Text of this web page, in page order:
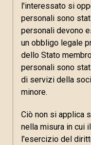
l'interessato si
personali sono
personali devono
un obbligo legale
dello Stato
personali sono
di servizi della
minore.
Ciò non si applica
nella misura in cui
l'esercizio del